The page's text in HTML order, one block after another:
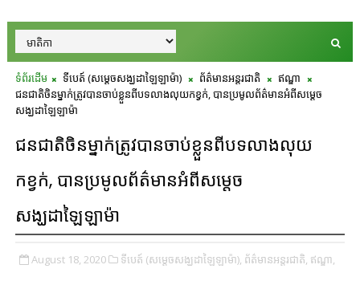
ទំព័រដើម ទីបេត៍ (សម្ដេចសង្ឃដាឡៃឡាម៉ា) ព័ត៌មានអន្តរជាតិ
ឥណ្ឌា
ជនជាតិចិនម្នាក់ត្រូវបានចាប់ខ្លួនពីបទលាងលុយកខ្វក់, បានប្រមូលព័ត៌មានអំពីសម្ដេច
សង្ឃដាឡៃឡាម៉ា
ជនជាតិចិនម្នាក់ត្រូវបានចាប់ខ្លួនពីបទលាងលុយ
កខ្វក់, បានប្រមូលព័ត៌មានអំពីសម្ដេច
សង្ឃដាឡៃឡាម៉ា
August 18, 2020 ទីបេត៍ (សម្ដេចសង្ឃដាឡៃឡាម៉ា), ព័ត៌មានអន្តរជាតិ, ឥណ្ឌា,